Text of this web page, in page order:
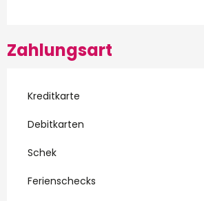
Zahlungsart
Kreditkarte
Debitkarten
Schek
Ferienschecks